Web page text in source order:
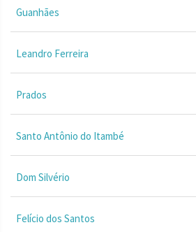
Guanhães
Leandro Ferreira
Prados
Santo Antônio do Itambé
Dom Silvério
Felício dos Santos